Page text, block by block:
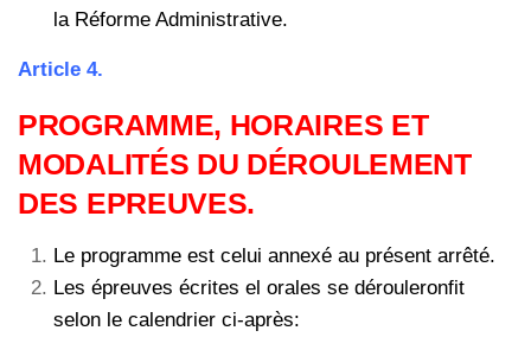
la Réforme Administrative.
Article 4.
PROGRAMME, HORAIRES ET
MODALITÉS DU DÉROULEMENT
DES EPREUVES.
Le programme est celui annexé au présent arrêté.
Les épreuves écrites el orales se dérouleronfit
selon le calendrier ci-après: